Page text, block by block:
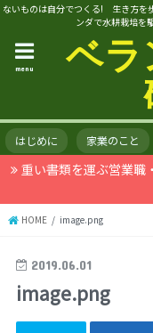
ないものは自分でつくる! 生き方を
ンダで水耕栽培を
ベラ
menu
はじめに 家業のこと
重い書類を運ぶ営業職
HOME image.png
2019.06.01
image.png